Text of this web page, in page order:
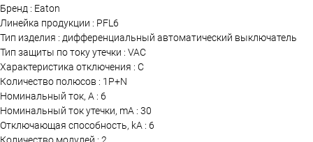
Бренд : Eaton
Линейка продукции : PFL6
Тип изделия : дифференциальный автоматический выключатель
Тип защиты по току утечки : VAC
Характеристика отключения : C
Количество полюсов : 1P+N
Номинальный ток, A : 6
Номинальный ток утечки, mA : 30
Отключающая способность, kA : 6